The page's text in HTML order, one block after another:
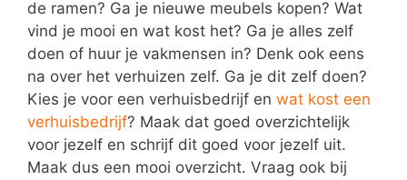
de ramen? Ga je nieuwe meubels kopen? Wat
vind je mooi en wat kost het? Ga je alles zelf
doen of huur je vakmensen in? Denk ook eens
na over het verhuizen zelf. Ga je dit zelf doen?
Kies je voor een verhuisbedrijf en wat kost een
verhuisbedrijf? Maak dat goed overzichtelijk
voor jezelf en schrijf dit goed voor jezelf uit.
Maak dus een mooi overzicht. Vraag ook bij